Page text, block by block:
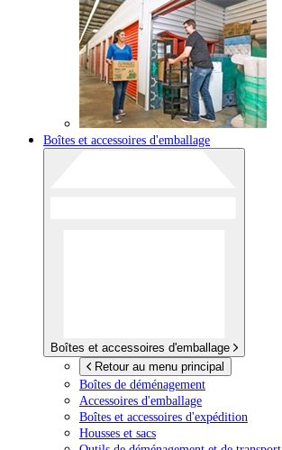
Boîtes et accessoires d'emballage
Boîtes et accessoires d'emballage
Retour au menu principal
Boîtes de déménagement
Accessoires d'emballage
Boîtes et accessoires d'expédition
Housses et sacs